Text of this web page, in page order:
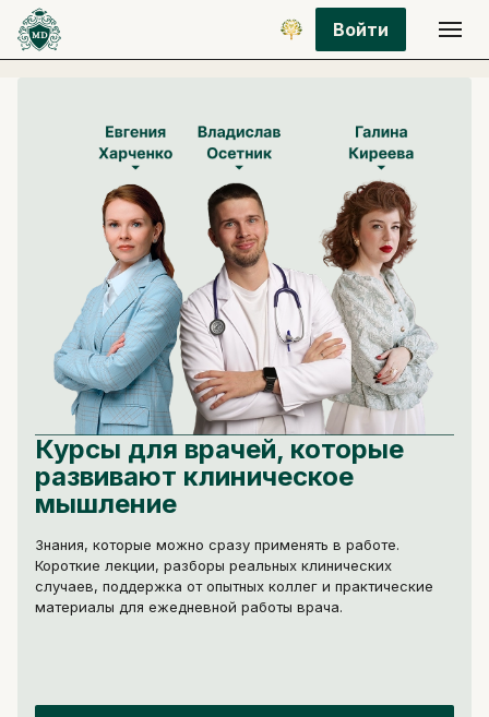
Войти
Курсы для врачей, которые
развивают клиническое
мышление
Знания, которые можно сразу применять в работе.
Короткие лекции, разборы реальных клинических
случаев, поддержка от опытных коллег и практические
материалы для ежедневной работы врача.